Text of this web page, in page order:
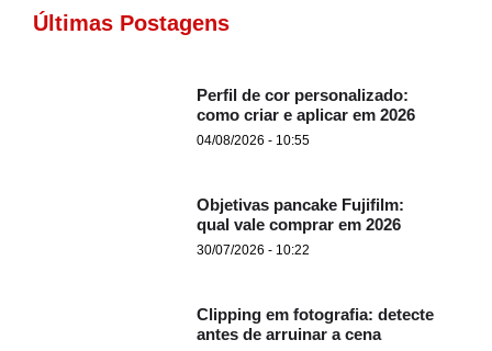
Últimas Postagens
Perfil de cor personalizado:
como criar e aplicar em 2026
04/08/2026 - 10:55
Objetivas pancake Fujifilm:
qual vale comprar em 2026
30/07/2026 - 10:22
Clipping em fotografia: detecte
antes de arruinar a cena